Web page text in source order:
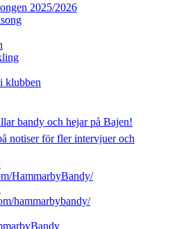
2025/2026
klubben
bandy och hejar på Bajen!
notiser för fler intervjuer och
HammarbyBandy/
hammarbybandy/